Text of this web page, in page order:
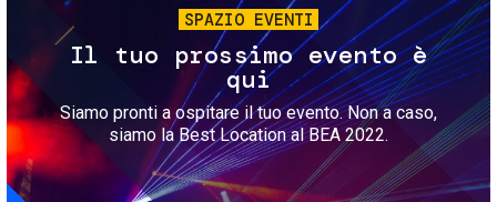
SPAZIO EVENTI
Il tuo prossimo evento è
qui
Siamo pronti a ospitare il tuo evento. Non a caso,
siamo la Best Location al BEA 2022.